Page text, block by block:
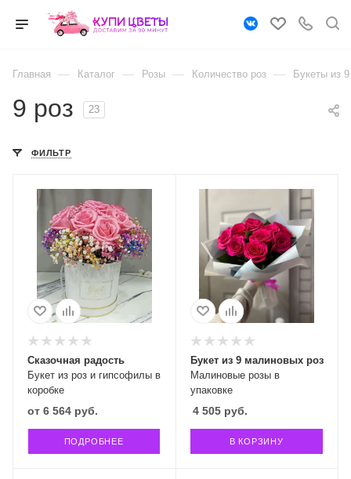
Главная — Каталог — Розы — Количество роз — Букеты из
9 роз 23
ФИЛЬТР
Букет из роз и гипсофилы в
коробке
Сказочная радость
от 6 564 руб.
ПОДРОБНЕЕ
Малиновые розы в
упаковке
Букет из 9 малиновых роз
4 505руб.
В КОРЗИНУ